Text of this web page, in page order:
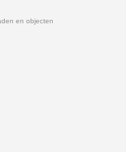
en objecten